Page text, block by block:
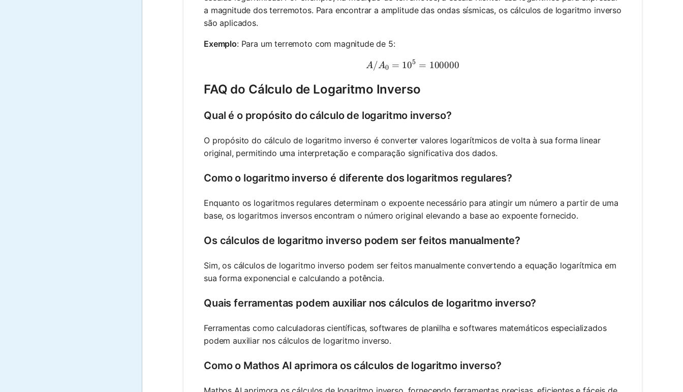
a magnitude dos terremotos. Para encontrar a amplitude das ondas sísmicas, os cálculos de logaritmo inverso
são aplicados.
Exemplo: Para um terremoto com magnitude de 5:
A/A_0 = 10^{5} = 100000
A/A0 = 105 = 100000
FAQ do Cálculo de Logaritmo Inverso
Qual é o propósito do cálculo de logaritmo inverso?
O propósito do cálculo de logaritmo inverso é converter valores logarítmicos de volta à sua forma linear
original, permitindo uma interpretação e comparação significativa dos dados.
Como o logaritmo inverso é diferente dos logaritmos regulares?
Enquanto os logaritmos regulares determinam o expoente necessário para atingir um número a partir de uma
base, os logaritmos inversos encontram o número original elevando a base ao expoente fornecido.
Os cálculos de logaritmo inverso podem ser feitos manualmente?
Sim, os cálculos de logaritmo inverso podem ser feitos manualmente convertendo a equação logarítmica em
sua forma exponencial e calculando a potência.
Quais ferramentas podem auxiliar nos cálculos de logaritmo inverso?
Ferramentas como calculadoras científicas, softwares de planilha e softwares matemáticos especializados
podem auxiliar nos cálculos de logaritmo inverso.
Como o Mathos AI aprimora os cálculos de logaritmo inverso?